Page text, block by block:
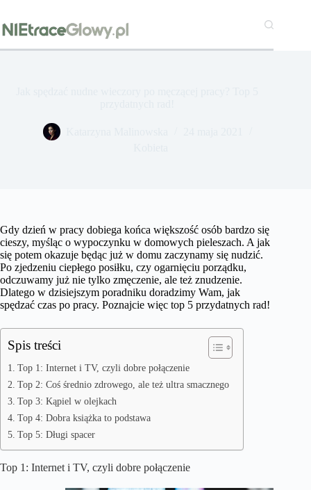
treści
Gdy dzień w pracy dobiega końca większość osób bardzo się
cieszy, myśląc o wypoczynku w domowych pieleszach. A jak
się potem okazuje będąc już w domu zaczynamy się nudzić.
Po zjedzeniu ciepłego posiłku, czy ogarnięciu porządku,
odczuwamy już nie tylko zmęczenie, ale też znudzenie.
Dlatego w dzisiejszym poradniku doradzimy Wam, jak
spędzać czas po pracy. Poznajcie więc top 5 przydatnych rad!
Spis treści
Top 1: Internet i TV, czyli dobre połączenie
Top 2: Coś średnio zdrowego, ale też ultra smacznego
Top 3: Kąpiel w olejkach
Top 4: Dobra książka to podstawa
Top 5: Długi spacer
Top 1: Internet i TV, czyli dobre połączenie